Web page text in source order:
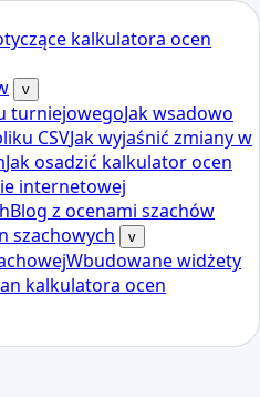
kalkulatora ocen
v
turniejowegoJak wsadowo
CSVJak wyjaśnić zmiany w
Jak osadzić kalkulator ocen
internetowej
Blog z ocenami szachów
szachowych
v
Wbudowane widżety
kalkulatora ocen